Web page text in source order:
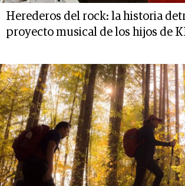
Herederos del rock: la historia
proyecto musical de los hijos de